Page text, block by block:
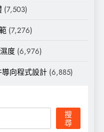
(7,503)
(7,276)
度 (6,976)
導向程式設計 (6,885)
搜
尋